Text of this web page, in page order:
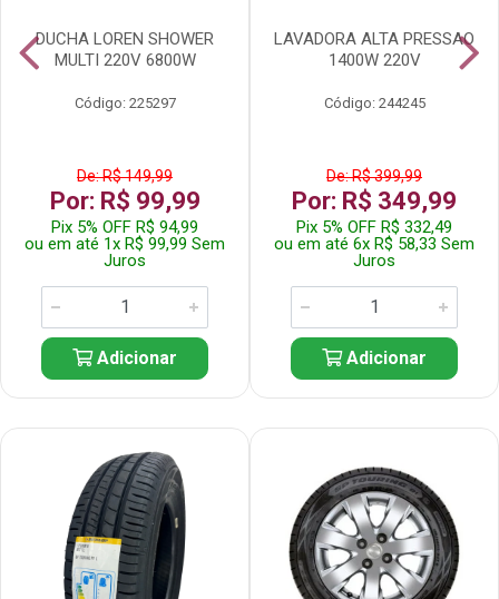
DUCHA LOREN SHOWER
MULTI 220V 6800W
Código: 225297
De: R$ 149,99
Por: R$ 99,99
Pix 5% OFF R$ 94,99
ou em até 1x R$ 99,99 Sem
Juros
Adicionar
LAVADORA ALTA PRESSAO
1400W 220V
Código: 244245
De: R$ 399,99
Por: R$ 349,99
Pix 5% OFF R$ 332,49
ou em até 6x R$ 58,33 Sem
Juros
Adicionar